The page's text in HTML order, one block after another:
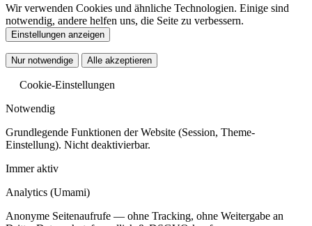
Wir verwenden Cookies und ähnliche Technologien. Einige sind
notwendig, andere helfen uns, die Seite zu verbessern.
Einstellungen anzeigen
Nur notwendige Alle akzeptieren
Cookie-Einstellungen
Notwendig
Grundlegende Funktionen der Website (Session, Theme-
Einstellung). Nicht deaktivierbar.
Immer aktiv
Analytics (Umami)
Anonyme Seitenaufrufe — ohne Tracking, ohne Weitergabe an